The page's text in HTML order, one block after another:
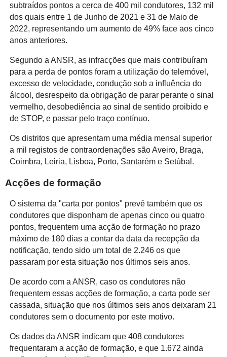
subtraídos pontos a cerca de 400 mil condutores, 132 mil
dos quais entre 1 de Junho de 2021 e 31 de Maio de
2022, representando um aumento de 49% face aos cinco
anos anteriores.
Segundo a ANSR, as infracções que mais contribuíram
para a perda de pontos foram a utilização do telemóvel,
excesso de velocidade, condução sob a influência do
álcool, desrespeito da obrigação de parar perante o sinal
vermelho, desobediência ao sinal de sentido proibido e
de STOP, e passar pelo traço contínuo.
Os distritos que apresentam uma média mensal superior
a mil registos de contraordenações são Aveiro, Braga,
Coimbra, Leiria, Lisboa, Porto, Santarém e Setúbal.
Acções de formação
O sistema da "carta por pontos" prevê também que os
condutores que disponham de apenas cinco ou quatro
pontos, frequentem uma acção de formação no prazo
máximo de 180 dias a contar da data da recepção da
notificação, tendo sido um total de 2.246 os que
passaram por esta situação nos últimos seis anos.
De acordo com a ANSR, caso os condutores não
frequentem essas acções de formação, a carta pode ser
cassada, situação que nos últimos seis anos deixaram 21
condutores sem o documento por este motivo.
Os dados da ANSR indicam que 408 condutores
frequentaram a acção de formação, e que 1.672 ainda